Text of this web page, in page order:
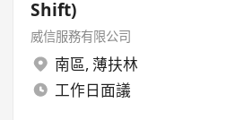
Shift)
威信服務有限公司
南區, 薄扶林
工作日面議